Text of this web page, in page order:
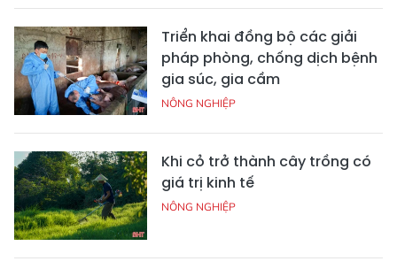
Triển khai đồng bộ các giải
pháp phòng, chống dịch bệnh
gia súc, gia cầm
NÔNG NGHIỆP
Khi cỏ trở thành cây trồng có
giá trị kinh tế
NÔNG NGHIỆP